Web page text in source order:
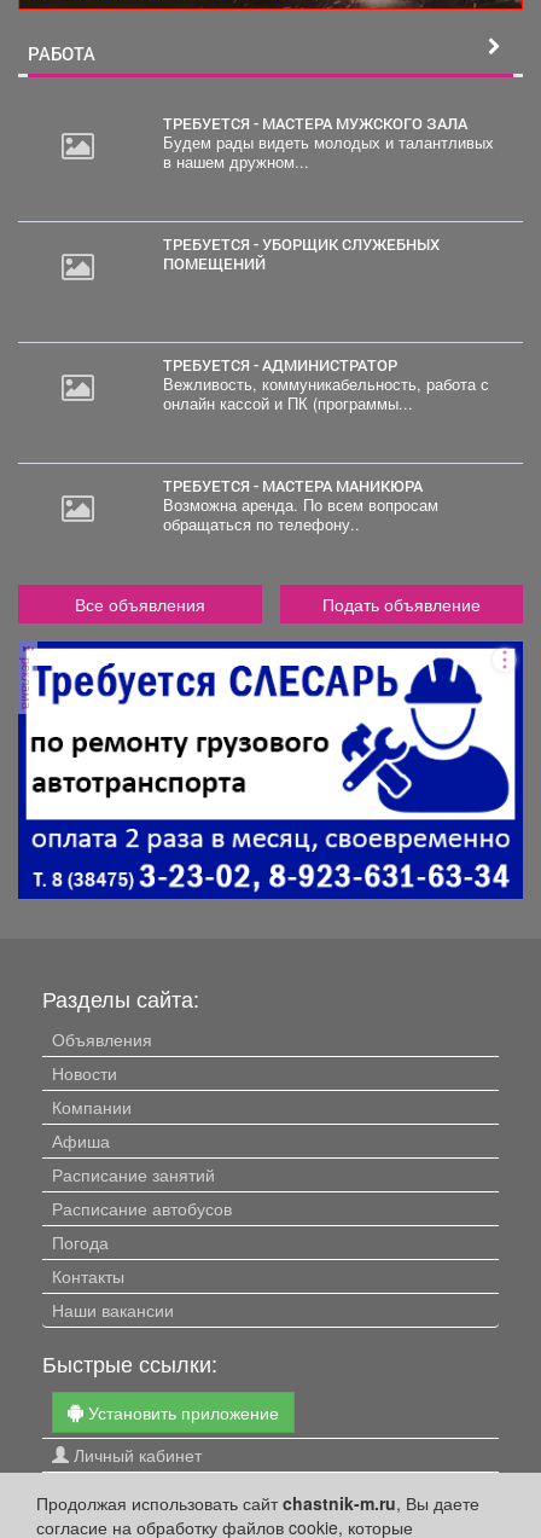
РАБОТА
ТРЕБУЕТСЯ - МАСТЕРА МУЖСКОГО ЗАЛА
Будем рады видеть молодых и талантливых
в нашем дружном...
ТРЕБУЕТСЯ - УБОРЩИК СЛУЖЕБНЫХ
ПОМЕЩЕНИЙ
ТРЕБУЕТСЯ - АДМИНИСТРАТОР
Вежливость, коммуникабельность, работа с
онлайн кассой и ПК (программы...
ТРЕБУЕТСЯ - МАСТЕРА МАНИКЮРА
Возможна аренда. По всем вопросам
обращаться по телефону..
Все объявления Подать объявление
реклама
Продолжая использовать сайтchastnik-m.ru, Вы даете
согласие на обработку файлов cookie, которые
Разделы сайта:
Объявления
Новости
Компании
Афиша
Расписание занятий
Расписание автобусов
Погода
Контакты
Наши вакансии
Быстрые ссылки:
Установить приложение
Личный кабинет
Подать объявление в газету